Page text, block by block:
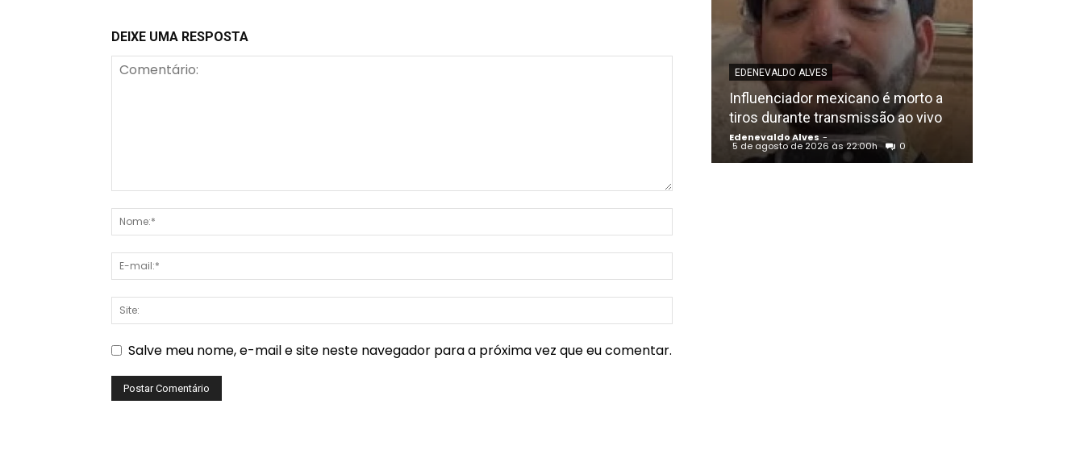
DEIXE UMA RESPOSTA
Salve meu nome, e-mail e site neste navegador para a próxima vez que eu comentar.
EDENEVALDO ALVES
Influenciador mexicano é morto a
tiros durante transmissão ao vivo
Edenevaldo Alves -
5 de agosto de 2026 às 22:00h 0